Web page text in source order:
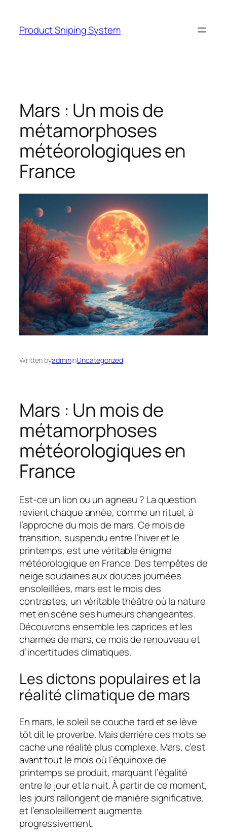
content
Product Sniping System
Mars : Un mois de
métamorphoses
météorologiques en
France
Written byadmininUncategorized
Mars : Un mois de
métamorphoses
météorologiques en
France
Est-ce un lion ou un agneau ? La question
revient chaque année, comme un rituel, à
l’approche du mois de mars. Ce mois de
transition, suspendu entre l’hiver et le
printemps, est une véritable énigme
météorologique en France. Des tempêtes de
neige soudaines aux douces journées
ensoleillées, mars est le mois des
contrastes, un véritable théâtre où la nature
met en scène ses humeurs changeantes.
Découvrons ensemble les caprices et les
charmes de mars, ce mois de renouveau et
d’incertitudes climatiques.
Les dictons populaires et la
réalité climatique de mars
En mars, le soleil se couche tard et se lève
tôt dit le proverbe. Mais derrière ces mots se
cache une réalité plus complexe. Mars, c’est
avant tout le mois où l’équinoxe de
printemps se produit, marquant l’égalité
entre le jour et la nuit. À partir de ce moment,
les jours rallongent de manière significative,
et l’ensoleillement augmente
progressivement.